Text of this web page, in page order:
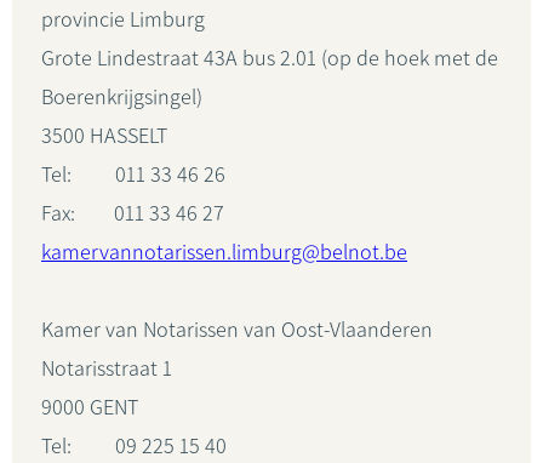
provincie Limburg
Grote Lindestraat 43A bus 2.01 (op de hoek met de
Boerenkrijgsingel)
3500 HASSELT
Tel: 011 33 46 26
Fax: 011 33 46 27
kamervannotarissen.limburg@belnot.be
Kamer van Notarissen van Oost-Vlaanderen
Notarisstraat 1
9000 GENT
Tel: 09 225 15 40